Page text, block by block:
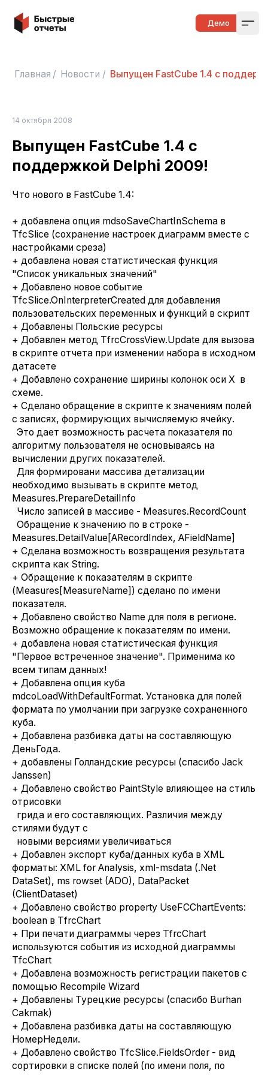
Быстрые отчеты Демо
Главная / Новости / Выпущен FastCube 1.4 с
14 октября 2008
Выпущен FastCube 1.4 с
поддержкой Delphi 2009!
Что нового в FastCube 1.4:
+ добавлена опция mdsoSaveChartInSchema в
TfcSlice (сохранение настроек диаграмм вместе с
настройками среза)
+ добавлена новая статистическая функция
"Список уникальных значений"
+ Добавлено новое событие
TfcSlice.OnInterpreterCreated для добавления
пользовательских переменных и функций в скрипт
+ Добавлены Польские ресурсы
+ Добавлен метод TfrcCrossView.Update для вызова
в скрипте отчета при изменении набора в исходном
датасете
+ Добавлено сохранение ширины колонок оси X в
схеме.
+ Сделано обращение в скрипте к значениям полей
с записях, формирующих вычисляемую ячейку.
Это дает возможность расчета показателя по
алгоритму пользователя не основываясь на
вычислении других показателей.
Для формировани массива детализации
необходимо вызывать в скрипте метод
Measures.PrepareDetailInfo
Число записей в массиве - Measures.RecordCount
Обращение к значению по в строке -
Measures.DetailValue[ARecordIndex, AFieldName]
+ Сделана возможность возвращения результата
скрипта как String.
+ Обращение к показателям в скрипте
(Measures[MeasureName]) сделано по имени
показателя.
+ Добавлено свойство Name для поля в регионе.
Возможно обращение к показателям по имени.
+ добавлена новая статистическая функция
"Первое встреченное значение". Применима ко
всем типам данных!
+ Добавлена опция куба
mdcoLoadWithDefaultFormat. Установка для полей
формата по умолчании при загрузке сохраненного
куба.
+ Добавлена разбивка даты на составляющую
ДеньГода.
+ добавлены Голландские ресурсы (спасибо Jack
Janssen)
+ Добавлено свойство PaintStyle влияющее на стиль
отрисовки
грида и его составляющих. Различия между
стилями будут с
новыми версиями увеличиваться
+ Добавлен экспорт куба/данных куба в XML
форматы: XML for Analysis, xml-msdata (.Net
DataSet), ms rowset (ADO), DataPacket
(ClientDataset)
+ Добавлено свойство property UseFCChartEvents:
boolean в TfrcChart
+ При печати диаграммы через TfrcChart
используются события из исходной диаграммы
TfcChart
+ Добавлена возможность регистрации пакетов с
помощью Recompile Wizard
+ Добавлены Турецкие ресурсы (спасибо Burhan
Cakmak)
+ Добавлена разбивка даты на составляющую
НомерНедели.
+ Добавлено свойство TfcSlice.FieldsOrder - вид
сортировки в списке полей (по имени поля, по